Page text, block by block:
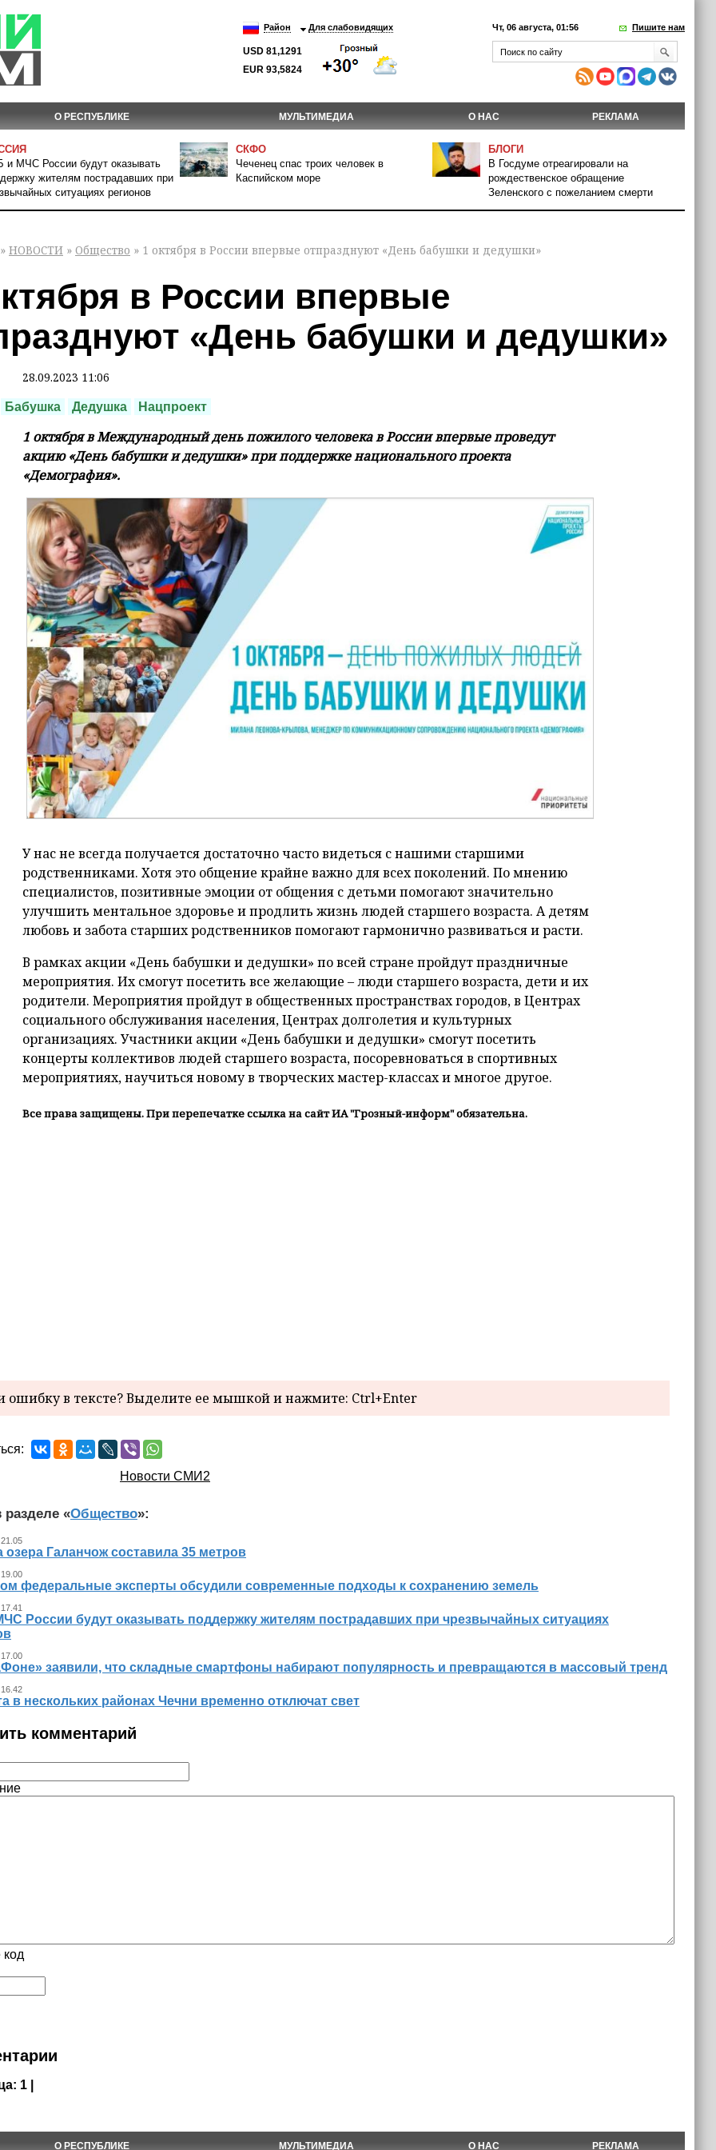
Район Для слабовидящих
USD 81,1291
EUR 93,5824
Чт, 06 августа, 01:56 Пишите нам
О РЕСПУБЛИКЕ МУЛЬТИМЕДИА О НАС РЕКЛАМА
и МЧС России будут оказывать
жителям пострадавших при
ситуациях регионов
СКФО
Чеченец спас троих человек в
Каспийском море
БЛОГИ
В Госдуме отреагировали на
рождественское обращение
Зеленского с пожеланием смерти
» НОВОСТИ » Общество » 1 октября в России впервые отпразднуют «День бабушки и дедушки»
в России впервые
«День бабушки и дедушки»
28.09.2023 11:06
Бабушка Дедушка Нацпроект
1 октября в Международный день пожилого человека в России впервые проведут
акцию «День бабушки и дедушки» при поддержке национального проекта
«Демография».
У нас не всегда получается достаточно часто видеться с нашими старшими
родственниками. Хотя это общение крайне важно для всех поколений. По мнению
специалистов, позитивные эмоции от общения с детьми помогают значительно
улучшить ментальное здоровье и продлить жизнь людей старшего возраста. А детям
любовь и забота старших родственников помогают гармонично развиваться и расти.
В рамках акции «День бабушки и дедушки» по всей стране пройдут праздничные
мероприятия. Их смогут посетить все желающие – люди старшего возраста, дети и их
родители. Мероприятия пройдут в общественных пространствах городов, в Центрах
социального обслуживания населения, Центрах долголетия и культурных
организациях. Участники акции «День бабушки и дедушки» смогут посетить
концерты коллективов людей старшего возраста, посоревноваться в спортивных
мероприятиях, научиться новому в творческих мастер-классах и многое другое.
Все права защищены. При перепечатке ссылка на сайт ИА "Грозный-информ" обязательна.
в тексте? Выделите ее мышкой и нажмите: Ctrl+Enter
Новости СМИ2
разделе «Общество»:
озера Галанчож составила 35 метров
федеральные эксперты обсудили современные подходы к сохранению земель
России будут оказывать поддержку жителям пострадавших при чрезвычайных ситуациях
заявили, что складные смартфоны набирают популярность и превращаются в массовый тренд
в нескольких районах Чечни временно отключат свет
комментарий
код
1 |
О РЕСПУБЛИКЕ МУЛЬТИМЕДИА О НАС РЕКЛАМА